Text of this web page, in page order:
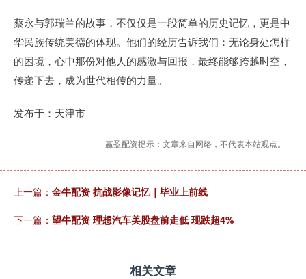
蔡永与郭瑞兰的故事，不仅仅是一段简单的历史记忆，更是中
华民族传统美德的体现。他们的经历告诉我们：无论身处怎样
的困境，心中那份对他人的感激与回报，最终能够跨越时空，
传递下去，成为世代相传的力量。
发布于：天津市
赢盈配资提示：文章来自网络，不代表本站观点。
上一篇： 金牛配资 抗战影像记忆｜毕业上前线
下一篇： 望牛配资 理想汽车美股盘前走低 现跌超4%
相关文章